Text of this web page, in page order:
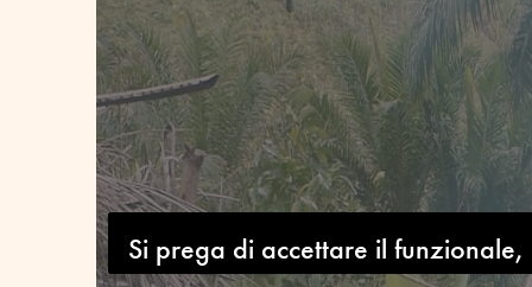
Si prega di accettare il